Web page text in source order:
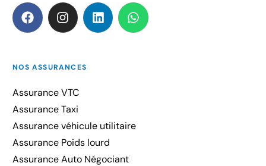
NOS ASSURANCES
Assurance VTC
Assurance Taxi
Assurance véhicule utilitaire
Assurance Poids lourd
Assurance Auto Négociant